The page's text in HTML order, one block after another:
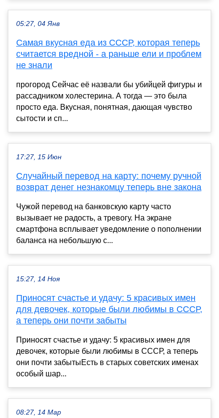
05:27, 04 Янв
Самая вкусная еда из СССР, которая теперь
считается вредной - а раньше ели и проблем
не знали
прогород Сейчас её назвали бы убийцей фигуры и
рассадником холестерина. А тогда — это была
просто еда. Вкусная, понятная, дающая чувство
сытости и сп...
17:27, 15 Июн
Случайный перевод на карту: почему ручной
возврат денег незнакомцу теперь вне закона
Чужой перевод на банковскую карту часто
вызывает не радость, а тревогу. На экране
смартфона всплывает уведомление о пополнении
баланса на небольшую с...
15:27, 14 Ноя
Приносят счастье и удачу: 5 красивых имен
для девочек, которые были любимы в СССР,
а теперь они почти забыты
Приносят счастье и удачу: 5 красивых имен для
девочек, которые были любимы в СССР, а теперь
они почти забытыЕсть в старых советских именах
особый шар...
08:27, 14 Мар